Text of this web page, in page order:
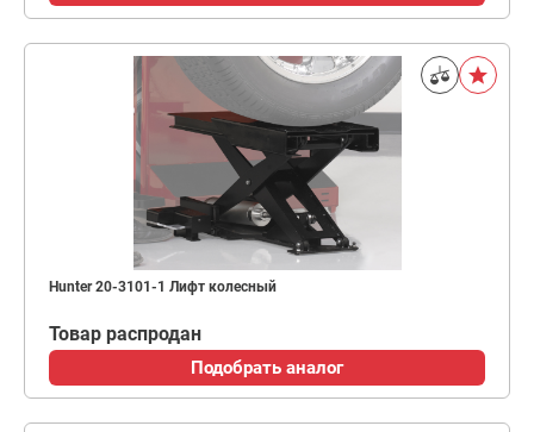
Hunter 20-3101-1 Лифт колесный
Товар распродан
Подобрать аналог